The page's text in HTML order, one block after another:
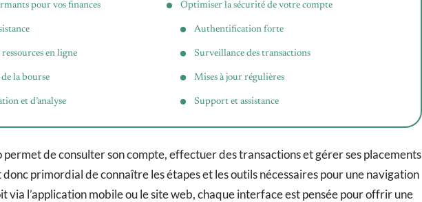
pour vos finances
en ligne
la bourse
et d’analyse
Optimiser la sécurité de votre compte
Authentification forte
Surveillance des transactions
Mises à jour régulières
Support et assistance
permet de consulter son compte, effectuer des transactions et gérer ses placements
donc primordial de connaître les étapes et les outils nécessaires pour une navigation
via l’application mobile ou le site web, chaque interface est pensée pour offrir une